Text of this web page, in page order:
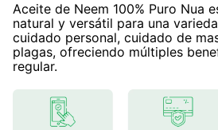
Aceite de Neem 100% Puro Nua
natural y versátil para una
cuidado personal, cuidado de
plagas, ofreciendo múltiples
regular.